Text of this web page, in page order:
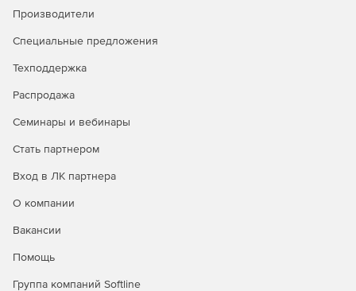
администраторов сервера.
Управление отчетами по специальному доступу к
Проверка на соответствие правовым и судебно-
Производители
Специальные предложения
Техподдержка
Распродажа
Семинары и вебинары
Стать партнером
Вход в ЛК партнера
О компании
Вакансии
Помощь
Группа компаний Softline